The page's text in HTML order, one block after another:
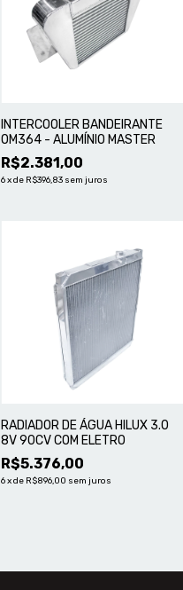
INTERCOOLER BANDEIRANTE
OM364 - ALUMÍNIO MASTER
R$2.381,00
6xde R$396,83 sem juros
RADIADOR DE ÁGUA HILUX 3.0
8V 90CV COM ELETRO
R$5.376,00
6xde R$896,00 sem juros